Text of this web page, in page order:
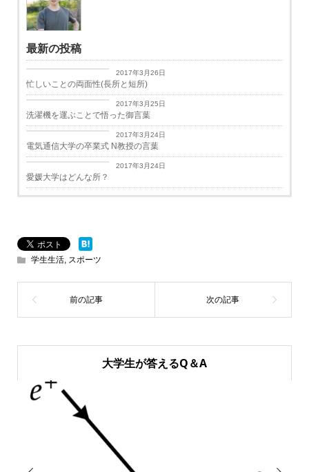
最新の投稿
2017年3月26日
忙しいことの両面性(長所と短所)
日々思うこと
2017年3月25日
洗濯機を運ぶことで悟った御言葉
学生生活
2017年3月24日
電気通信大学の卒業式 N教授の言葉
学生生活
2017年3月24日
愛媛大学はどんな所？
学生生活, スポーツ
大学生が答えるQ＆A